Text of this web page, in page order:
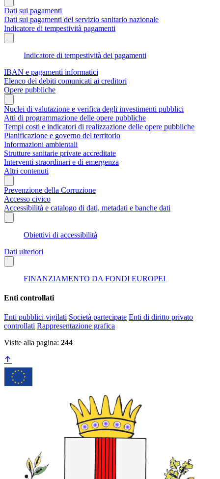
Dati sui pagamenti
Dati sui pagamenti del servizio sanitario nazionale
Indicatore di tempestività pagamenti
Indicatore di tempestività dei pagamenti
IBAN e pagamenti informatici
Elenco dei debiti comunicati ai creditori
Opere pubbliche
Nuclei di valutazione e verifica degli investimenti pubblici
Atti di programmazione delle opere pubbliche
Tempi costi e indicatori di realizzazione delle opere pubbliche
Pianificazione e governo del territorio
Informazioni ambientali
Strutture sanitarie private accreditate
Interventi straordinari e di emergenza
Altri contenuti
Prevenzione della Corruzione
Accesso civico
Accessibilità e catalogo di dati, metadati e banche dati
Obiettivi di accessibilità
Dati ulteriori
FINANZIAMENTO DA FONDI EUROPEI
Enti controllati
Enti pubblici vigilati Società partecipate Enti di diritto privato
controllati Rappresentazione grafica
Visite alla pagina: 244